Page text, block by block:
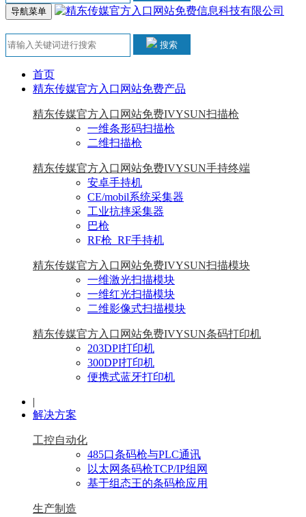
导航菜单
搜索
首页
精东传媒官方入口网站免费产品
精东传媒官方入口网站免费IVYSUN扫描枪
一维条形码扫描枪
二维扫描枪
精东传媒官方入口网站免费IVYSUN手持终端
安卓手持机
CE/mobil系统采集器
工业抗摔采集器
巴枪
RF枪_RF手持机
精东传媒官方入口网站免费IVYSUN扫描模块
一维激光扫描模块
一维红光扫描模块
二维影像式扫描模块
精东传媒官方入口网站免费IVYSUN条码打印机
203DPI打印机
300DPI打印机
便携式蓝牙打印机
|
解决方案
工控自动化
485口条码枪与PLC通讯
以太网条码枪TCP/IP组网
基于组态王的条码枪应用
生产制造